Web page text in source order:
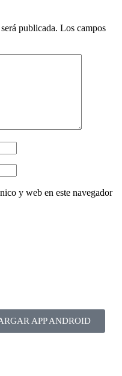
publicada. Los campos
y web en este navegador
APP ANDROID